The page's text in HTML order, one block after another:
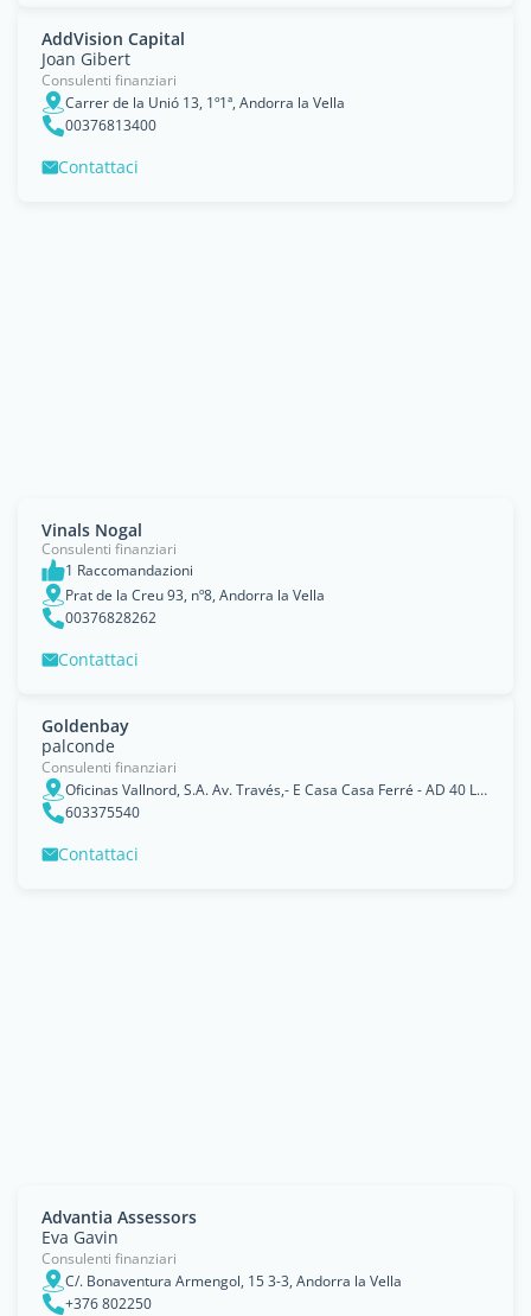
AddVision Capital
Joan Gibert
Consulenti finanziari
Carrer de la Unió 13, 1º1ª, Andorra la Vella
00376813400
Contattaci
Vinals Nogal
Consulenti finanziari
1 Raccomandazioni
Prat de la Creu 93, nº8, Andorra la Vella
00376828262
Contattaci
Goldenbay
palconde
Consulenti finanziari
Oficinas Vallnord, S.A. Av. Través,- E Casa Casa Ferré - AD 40 La Massana Principat dAndorr
603375540
Contattaci
Advantia Assessors
Eva Gavin
Consulenti finanziari
C/. Bonaventura Armengol, 15 3-3, Andorra la Vella
+376 802250